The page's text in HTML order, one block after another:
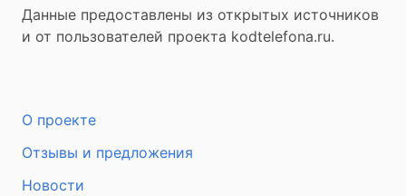
Данные предоставлены из открытых источников
и от пользователей проекта kodtelefona.ru.
О проекте
Отзывы и предложения
Новости